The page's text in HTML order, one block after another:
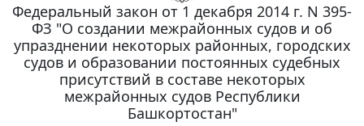
Федеральный закон от 1 декабря 2014 г. N 395-
ФЗ "О создании межрайонных судов и об
упразднении некоторых районных, городских
судов и образовании постоянных судебных
присутствий в составе некоторых
межрайонных судов Республики
Башкортостан"